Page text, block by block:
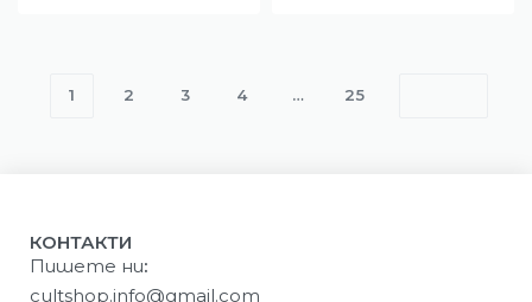
1 2 3 4 … 25
КОНТАКТИ
Пишете ни:
cultshop.info@gmail.com